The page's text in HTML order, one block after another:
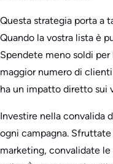
Questa strategia porta a
Quando la vostra lista è
Spendete meno soldi
maggior numero di
ha un impatto diretto sui
Investire nella convalida
ogni campagna.
marketing, convalidate